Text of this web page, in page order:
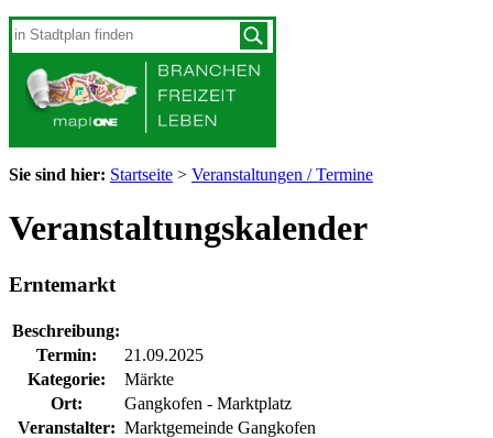
Sie sind hier: Startseite > Veranstaltungen / Termine
Veranstaltungskalender
Erntemarkt
Beschreibung:
Termin:
21.09.2025
Kategorie:
Märkte
Ort:
Gangkofen - Marktplatz
Veranstalter: Marktgemeinde Gangkofen